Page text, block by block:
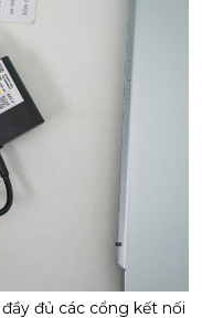
đủ các cổng kết nối